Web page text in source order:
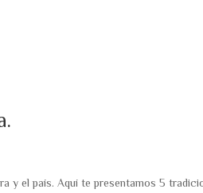
y el país. Aquí te presentamos 5